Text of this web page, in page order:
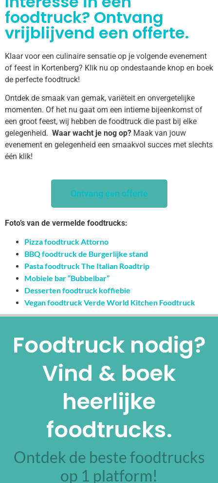
foodtruck? Ontvang
vrijblijvend een offerte.
Klaar voor een culinaire sensatie op je volgende evenement
of feest in Kortenberg? Klik nu op ondestaande knop en boek
de perfecte foodtruck!
Ontdek de smaak van gemak, variëteit en onvergetelijke
momenten. Of het nu gaat om een intieme bijeenkomst of
een groot feest, wij hebben de foodtruck die past bij elke
gelegenheid. Waar wacht je nog op? Maak van jouw
evenement en gelegenheid een smaakvol succes met slechts
één klik!
Ontvang een offerte
Foto’s van de vermelde foodtrucks:
Pizza foodtruck Attorno
BBQ foodtruck de Burgerlijke stand
Pasta foodtruck The Italian Roadtrip
Mobiele bar “Bubbelbar”
Desserten foodtruck koffiebie
Vegan foodtruck Verde World Kitchen Foodtruck
Foodtruck nodig?
Vind & boek
heerlijke
foodtrucks.
Ontdek de beste foodtrucks
op 1 platform!